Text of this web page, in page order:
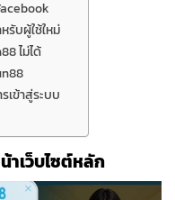
รับผู้ใช้ใหม่
ไม่ได้
เข้าสู่ระบบ
าเว็บไซต์หลัก